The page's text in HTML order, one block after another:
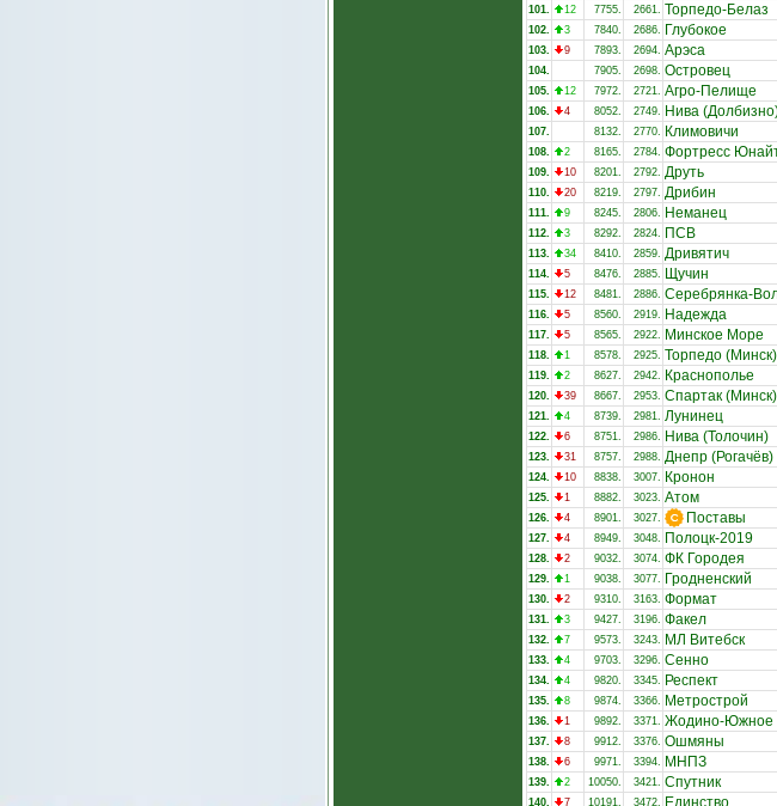
101.
12 7755. 2661. Торпедо-Белаз
102.
3 7840. 2686. Глубокое
103.
9 7893. 2694. Арэса
104.
7905. 2698. Островец
105.
12 7972. 2721. Агро-Пелище
106.
4 8052. 2749. Нива
107.
8132. 2770. Климовичи
108.
2 8165. 2784. Фортресс
109.
10 8201. 2792. Друть
110.
20 8219. 2797. Дрибин
111.
9 8245. 2806. Неманец
112.
3 8292. 2824. ПСВ
113.
34 8410. 2859. Дривятич
114.
5 8476. 2885. Щучин
115.
12 8481. 2886. Серебрянка-
116.
5 8560. 2919. Надежда
117.
5 8565. 2922. Минское Море
118.
1 8578. 2925. Торпедо (Минск)
119.
2 8627. 2942. Краснополье
120.
39 8667. 2953. Спартак (Минск)
121.
4 8739. 2981. Лунинец
122.
6 8751. 2986. Нива (Толочин)
123.
31 8757. 2988. Днепр (Рогачёв)
124.
10 8838. 3007. Кронон
125.
1 8882. 3023. Атом
126.
4 8901. 3027. Поставы
127.
4 8949. 3048. Полоцк-2019
128.
2 9032. 3074. ФК Городея
129.
1 9038. 3077. Гродненский
130.
2 9310. 3163. Формат
131.
3 9427. 3196. Факел
132.
7 9573. 3243. МЛ Витебск
133.
4 9703. 3296. Сенно
134.
4 9820. 3345. Респект
135.
8 9874. 3366. Метрострой
136.
1 9892. 3371. Жодино-Южное
137.
8 9912. 3376. Ошмяны
138.
6 9971. 3394. МНПЗ
139.
2 10050. 3421. Спутник
140.
7 10191. 3472. Единство